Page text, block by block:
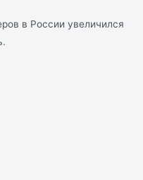
в России увеличился